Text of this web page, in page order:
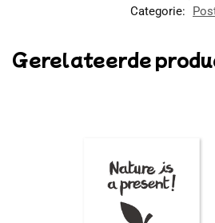
Categorie:
Gerelateerde